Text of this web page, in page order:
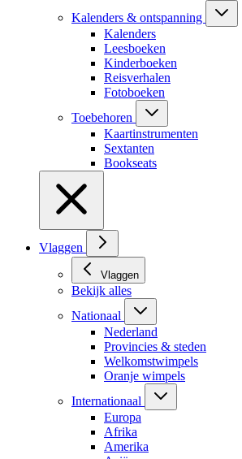
Kalenders & ontspanning
Kalenders
Leesboeken
Kinderboeken
Reisverhalen
Fotoboeken
Toebehoren
Kaartinstrumenten
Sextanten
Bookseats
Vlaggen
Vlaggen
Bekijk alles
Nationaal
Nederland
Provincies & steden
Welkomstwimpels
Oranje wimpels
Internationaal
Europa
Afrika
Amerika